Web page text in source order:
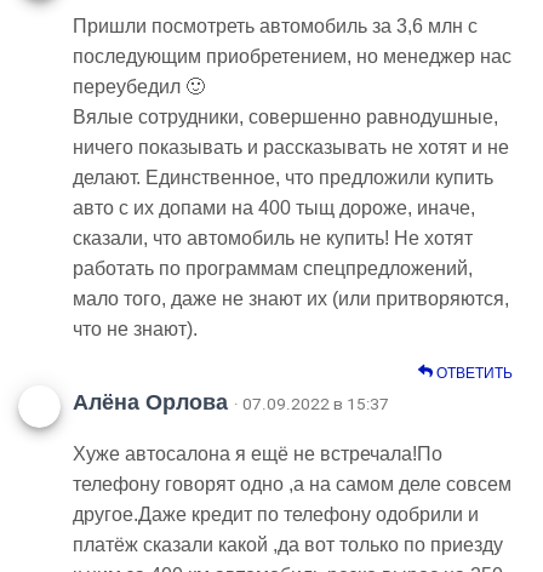
Пришли посмотреть автомобиль за 3,6 млн с
последующим приобретением, но менеджер нас
переубедил 🙂
Вялые сотрудники, совершенно равнодушные,
ничего показывать и рассказывать не хотят и не
делают. Единственное, что предложили купить
авто с их допами на 400 тыщ дороже, иначе,
сказали, что автомобиль не купить! Не хотят
работать по программам спецпредложений,
мало того, даже не знают их (или притворяются,
что не знают).
ОТВЕТИТЬ
Алёна Орлова · 07.09.2022 в 15:37
Хуже автосалона я ещё не встречала!По
телефону говорят одно ,а на самом деле совсем
другое.Даже кредит по телефону одобрили и
платёж сказали какой ,да вот только по приезду